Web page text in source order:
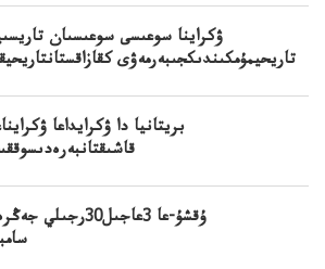
ۋكراينا سوعىسى سوعىسىان
تاريحيمۇمكىندىكجىبەرمەۋى
بريتانيا دا ۋكرايداعا
ۇقشۇ-عا